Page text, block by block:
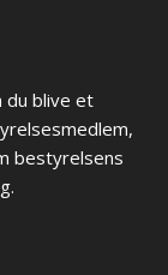
du blive et
bestyrelsens